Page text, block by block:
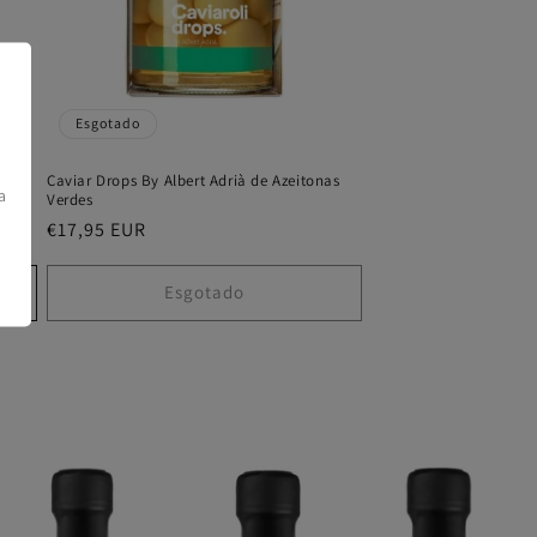
Esgotado
Caviar Drops By Albert Adrià de Azeitonas
Verdes
Preço
€17,95 EUR
Esgotado